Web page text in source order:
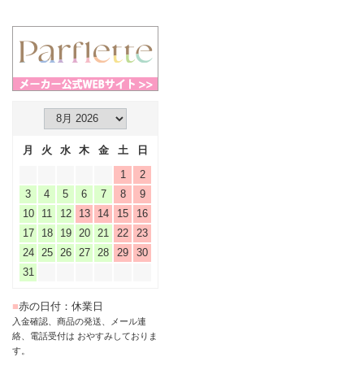
月 火 水 木 金 土
日
1
2
3
4 5 6 7 8
9
10
11 12 13 14 15
16
17
18 19 20 21 22
23
24
25 26 27 28 29
30
31
■赤の日付：休業日
入金確認、商品の発送、メール連
絡、電話受付は おやすみしておりま
す。